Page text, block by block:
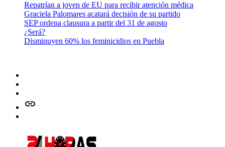
Repatrían a joven de EU para recibir atención médica
Graciela Palomares acatará decisión de su partido
SEP ordena clausura a partir del 31 de agosto
¿Será?
Disminuyen 60% los feminicidios en Puebla
issuu